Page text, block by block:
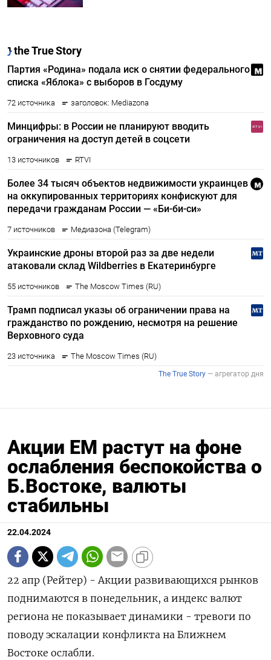
Акции ЕМ растут на фоне
ослабления беспокойства о
Б.Востоке, валюты
стабильны
22.04.2024
22 апр (Рейтер) - Акции развивающихся рынков
поднимаются в понедельник, а индекс валют
региона не показывает динамики - тревоги по
поводу эскалации конфликта на Ближнем
Востоке ослабли.